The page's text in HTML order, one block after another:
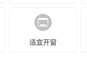
适宜开窗